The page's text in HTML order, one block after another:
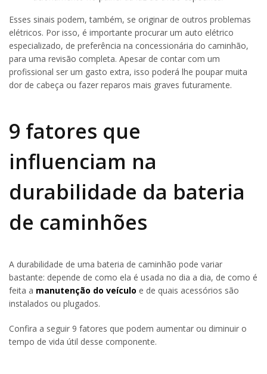
Esses sinais podem, também, se originar de outros problemas
elétricos. Por isso, é importante procurar um auto elétrico
especializado, de preferência na concessionária do caminhão,
para uma revisão completa. Apesar de contar com um
profissional ser um gasto extra, isso poderá lhe poupar muita
dor de cabeça ou fazer reparos mais graves futuramente.
9 fatores que
influenciam na
durabilidade da bateria
de caminhões
A durabilidade de uma bateria de caminhão pode variar
bastante: depende de como ela é usada no dia a dia, de como é
feita a manutenção do veículo e de quais acessórios são
instalados ou plugados.
Confira a seguir 9 fatores que podem aumentar ou diminuir o
tempo de vida útil desse componente.